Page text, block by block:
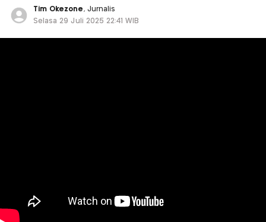
Tim Okezone , Jurnalis
Selasa 29 Juli 2025 22:41 WIB